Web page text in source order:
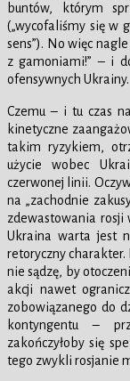
buntów, którym
(„wycofaliśmy się w
sens”). No więc
z gamoniami!” – i
ofensywnych Ukrainy.
Czemu – i tu czas
kinetyczne
takim ryzykiem,
użycie wobec
czerwonej linii.
na „zachodnie
zdewastowania rosji
Ukraina warta jest
retoryczny charakter.
nie sądzę, by
akcji nawet
zobowiązanego do
kontyngentu –
zakończyłoby się
tego zwykli rosjanie